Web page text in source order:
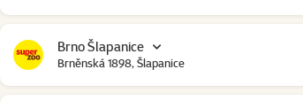
Brno Šlapanice
Brněnská 1898, Šlapanice